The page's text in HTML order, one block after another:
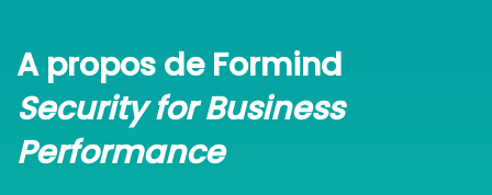
A propos de Formind
Security for Business
Performance